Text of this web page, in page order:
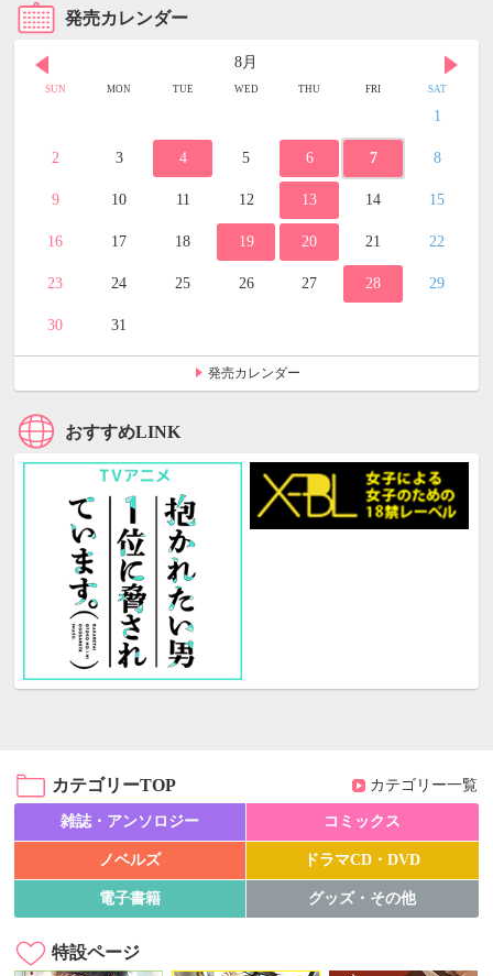
発売カレンダー
8月
SUN MON TUE WED THU FRI SAT
1
2 3 4 5 6 7 8
9 10 11 12 13 14 15
16 17 18 19 20 21 22
23 24 25 26 27 28 29
30 31
発売カレンダー
おすすめLINK
カテゴリーTOP カテゴリー一覧
雑誌・アンソロジー コミックス
ノベルズ ドラマCD・DVD
電子書籍 グッズ・その他
特設ページ